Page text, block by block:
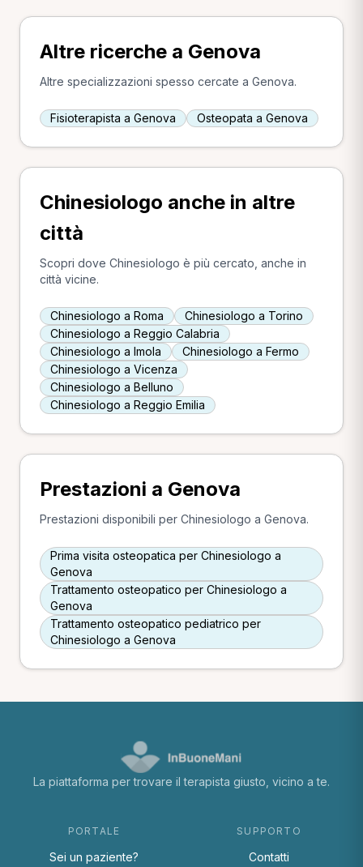
Altre ricerche a Genova
Altre specializzazioni spesso cercate a Genova.
Fisioterapista a Genova Osteopata a Genova
Chinesiologo anche in altre
città
Scopri dove Chinesiologo è più cercato, anche in
città vicine.
Chinesiologo a Roma
Chinesiologo a Torino
Chinesiologo a Reggio Calabria
Chinesiologo a Imola
Chinesiologo a Fermo
Chinesiologo a Vicenza
Chinesiologo a Belluno
Chinesiologo a Reggio Emilia
Prestazioni a Genova
Prestazioni disponibili per Chinesiologo a Genova.
Prima visita osteopatica per Chinesiologo a
Genova
Trattamento osteopatico per Chinesiologo a
Genova
Trattamento osteopatico pediatrico per
Chinesiologo a Genova
La piattaforma per trovare il terapista giusto, vicino a te.
PORTALE
Sei un paziente?
SUPPORTO
Contatti